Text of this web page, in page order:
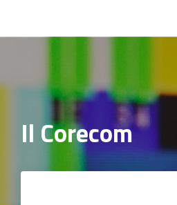
Il Corecom